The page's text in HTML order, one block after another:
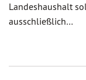
Landeshaushalt
ausschließlich…